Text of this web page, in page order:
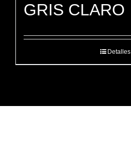
GRIS CLARO
Detalles